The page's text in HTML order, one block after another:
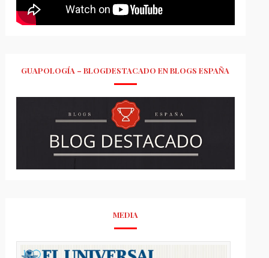
GUAPOLOGÍA – BLOGDESTACADO EN BLOGS ESPAÑA
MEDIA